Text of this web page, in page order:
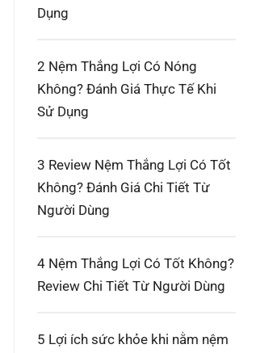
Dụng
2 Nệm Thắng Lợi Có Nóng
Không? Đánh Giá Thực Tế Khi
Sử Dụng
3 Review Nệm Thắng Lợi Có Tốt
Không? Đánh Giá Chi Tiết Từ
Người Dùng
4 Nệm Thắng Lợi Có Tốt Không?
Review Chi Tiết Từ Người Dùng
5 Lợi ích sức khỏe khi nằm nệm